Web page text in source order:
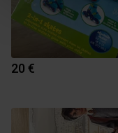
20 €